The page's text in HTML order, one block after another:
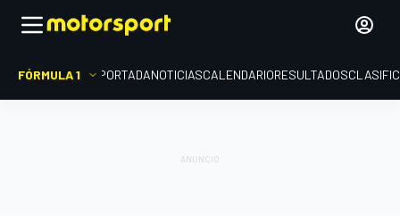
FÓRMULA 1 PORTADANOTICIASCALENDARIORESULTADOS